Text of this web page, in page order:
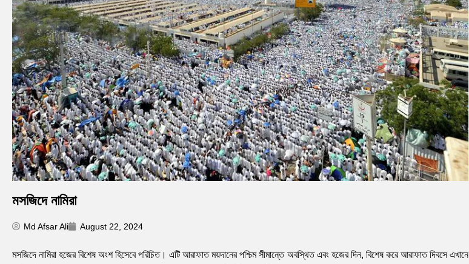
মসজিদে নামিরা
Md Afsar Ali August 22, 2024
মসজিদে নামিরা হজের বিশেষ অংশ হিসেবে পরিচিত। এটি আরাফাত ময়দানের পশ্চিম সীমান্তে অবস্থিত এবং হজের দিন, বিশেষ করে আরাফাত দিবসে এখানে